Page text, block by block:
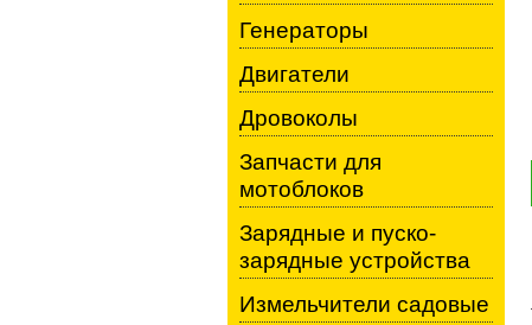
Генераторы
Двигатели
Дровоколы
Запчасти для
мотоблоков
Зарядные и пуско-
зарядные устройства
Измельчители садовые